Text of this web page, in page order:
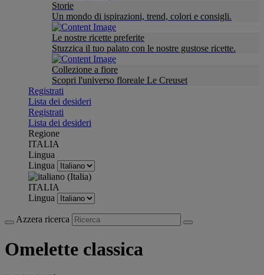
Storie
Un mondo di ispirazioni, trend, colori e consigli.
Le nostre ricette preferite
Stuzzica il tuo palato con le nostre gustose ricette.
Collezione a fiore
Scopri l'universo floreale Le Creuset
Registrati
Lista dei desideri
Registrati
Lista dei desideri
Regione
ITALIA
Lingua
Lingua
ITALIA
Lingua
Azzera ricerca
Omelette classica